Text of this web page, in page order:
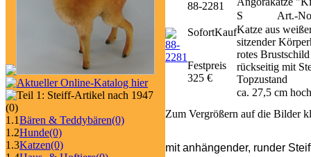
(0)
1.1Bären & Teddybären(0)
1.2Hunde(0)
1.3Katzen(0)
88-2281
S
Art.-
Katze aus
sitzender
rotes
rückseitig mit
Topzustand
ca. 27,5 cm hoch
SofortKauf
Festpreis
325 €
Zum Vergrößern auf die Bilder
mit anhängender, runder